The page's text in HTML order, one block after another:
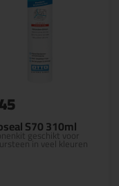
S70 310ml
geschikt voor
in veel kleuren
45